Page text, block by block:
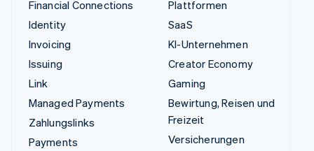
Financial Connections
Identity
Invoicing
Issuing
Link
Managed Payments
Zahlungslinks
Payments
Plattformen
SaaS
KI-Unternehmen
Creator Economy
Gaming
Bewirtung, Reisen und
Freizeit
Versicherungen